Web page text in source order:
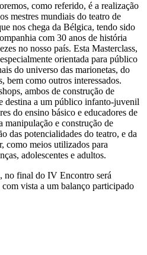
como referido, é a realização
mestres mundiais do teatro de
nos chega da Bélgica, tendo sido
com 30 anos de história
no nosso país. Esta Masterclass,
orientada para público
do universo das marionetas, do
bem como outros interessados.
ambos de construção de
destina a um público infanto-juvenil
do ensino básico e educadores de
e construção de
das potencialidades do teatro, e da
como meios utilizados para
adolescentes e adultos.
no final do IV Encontro será
vista a um balanço participado